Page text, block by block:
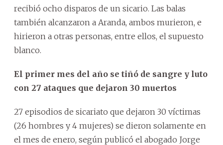
recibió ocho disparos de un sicario. Las balas
también alcanzaron a Aranda, ambos murieron, e
hirieron a otras personas, entre ellos, el supuesto
blanco.
El primer mes del año se tiñó de sangre y luto
con 27 ataques que dejaron 30 muertos
27 episodios de sicariato que dejaron 30 víctimas
(26 hombres y 4 mujeres) se dieron solamente en
el mes de enero, según publicó el abogado Jorge